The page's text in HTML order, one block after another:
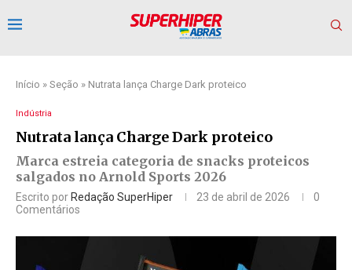
Início » Seção » Nutrata lança Charge Dark proteico
Indústria
Nutrata lança Charge Dark proteico
Marca estreia categoria de snacks proteicos
salgados no Arnold Sports 2026
Escrito porRedação SuperHiper 23 de abril de 2026
0
Comentários